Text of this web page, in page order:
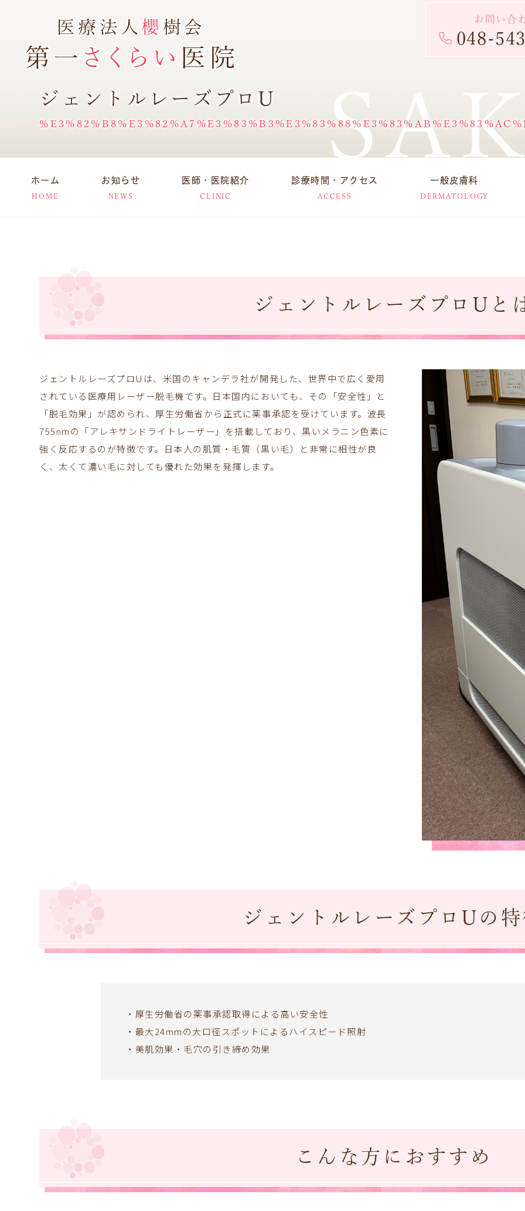
お問い合
048-
ジェントルレーズプロU
ホーム
HOME
お知らせ
NEWS
医師・医院紹介
CLINIC
診療時間・アクセス
ACCESS
一般皮膚科
DERMATOLOGY
ジェントルレーズプロUと
ジェントルレーズプロUは、米国のキャンデラ社が開発した、世界中で広く愛用
されている医療用レーザー脱毛機です。日本国内においても、その「安全性」と
「脱毛効果」が認められ、厚生労働省から正式に薬事承認を受けています。波長
755nmの「アレキサンドライトレーザー」を搭載しており、黒いメラニン色素に
強く反応するのが特徴です。日本人の肌質・毛質（黒い毛）と非常に相性が良
く、太くて濃い毛に対しても優れた効果を発揮します。
ジェントルレーズプロUの
・厚生労働省の薬事承認取得による高い安全性
・最大24mmの大口径スポットによるハイスピード照射
・美肌効果・毛穴の引き締め効果
こんな方におすすめ